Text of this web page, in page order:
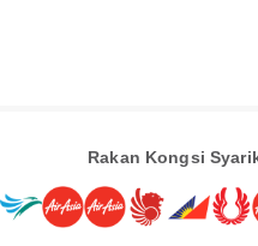
Rakan Kongsi